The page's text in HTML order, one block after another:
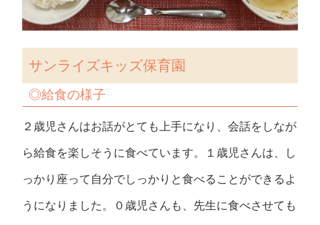
サンライズキッズ保育園
◎給食の様子
２歳児さんはお話がとても上手になり、会話をしなが
ら給食を楽しそうに食べています。１歳児さんは、し
っかり座って自分でしっかりと食べることができるよ
うになりました。０歳児さんも、先生に食べさせても